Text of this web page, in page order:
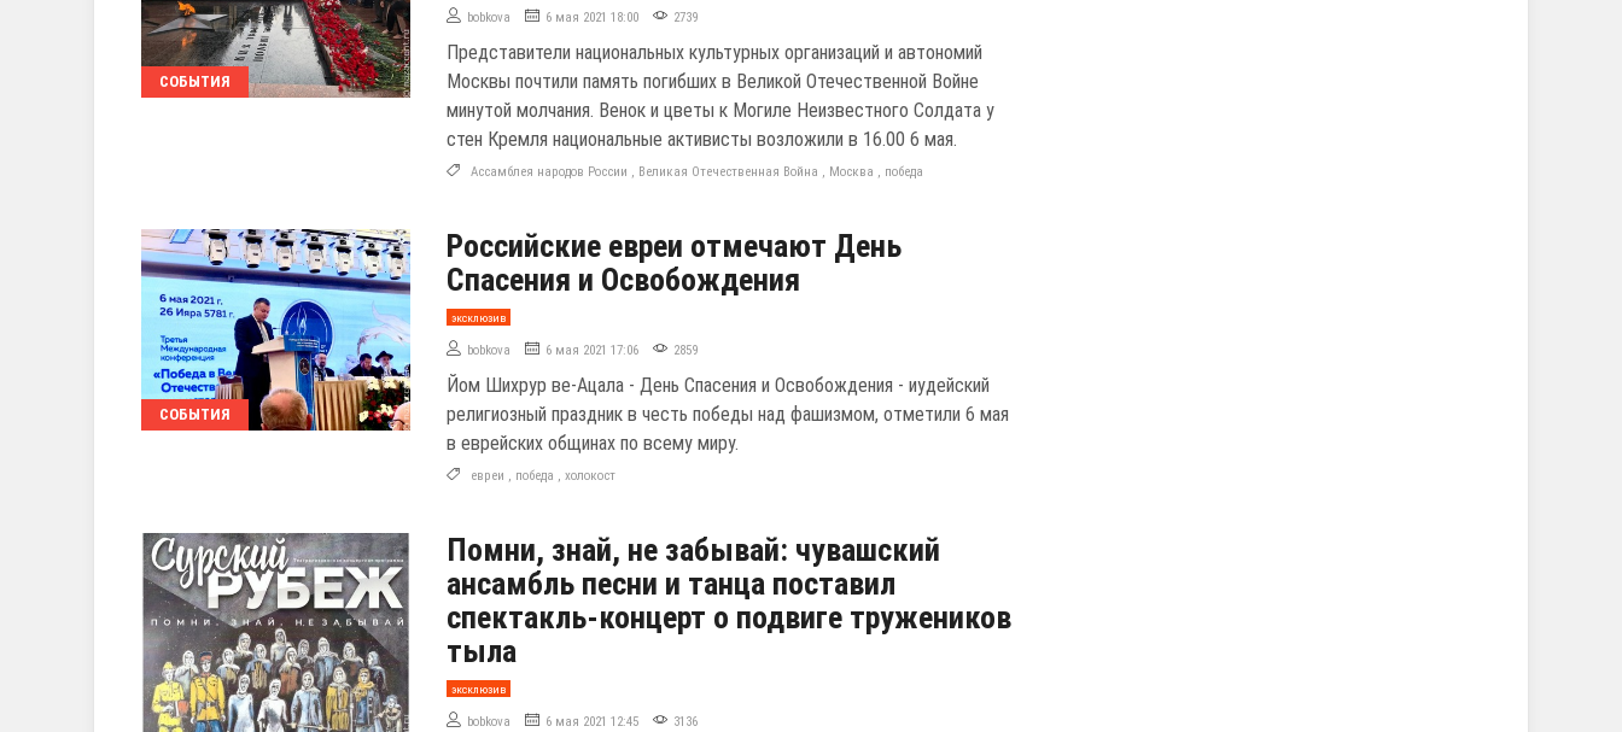
СОБЫТИЯ
bobkova 6 мая 2021 18:00 2739
Представители национальных культурных организаций и автономий
Москвы почтили память погибших в Великой Отечественной Войне
минутой молчания. Венок и цветы к Могиле Неизвестного Солдата у
стен Кремля национальные активисты возложили в 16.00 6 мая.
Ассамблея народов России , Великая Отечественная Война , Москва , победа
СОБЫТИЯ
Российские евреи отмечают День
Спасения и Освобождения
эксклюзив
bobkova 6 мая 2021 17:06 2859
Йом Шихрур ве-Ацала - День Спасения и Освобождения - иудейский
религиозный праздник в честь победы над фашизмом, отметили 6 мая
в еврейских общинах по всему миру.
евреи , победа ,холокост
Помни, знай, не забывай: чувашский
ансамбль песни и танца поставил
спектакль-концерт о подвиге тружеников
тыла
эксклюзив
bobkova 6 мая 2021 12:45 3136